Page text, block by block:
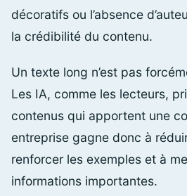
décoratifs ou l’absence
la crédibilité du contenu.
Un texte long n’est pas
Les IA, comme les lecteurs,
contenus qui apportent une
entreprise gagne donc à
renforcer les exemples et à
informations importantes.